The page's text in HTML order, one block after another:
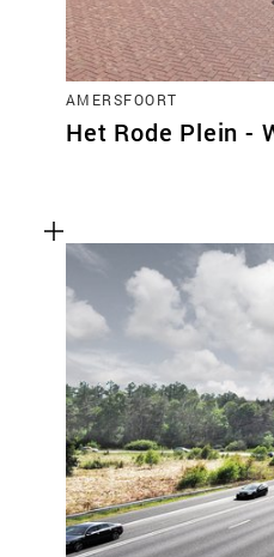
AMERSFOORT
Het Rode Plein -